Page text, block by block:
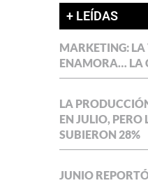
+ LEÍDAS
MARKETING:
ENAMORA… LA
LA
EN JULIO, PERO
SUBIERON 28%
JUNIO